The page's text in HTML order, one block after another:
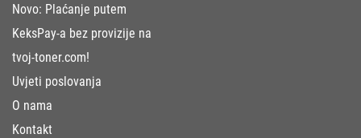
Novo: Plaćanje putem
KeksPay-a bez provizije na
tvoj-toner.com!
Uvjeti poslovanja
O nama
Kontakt